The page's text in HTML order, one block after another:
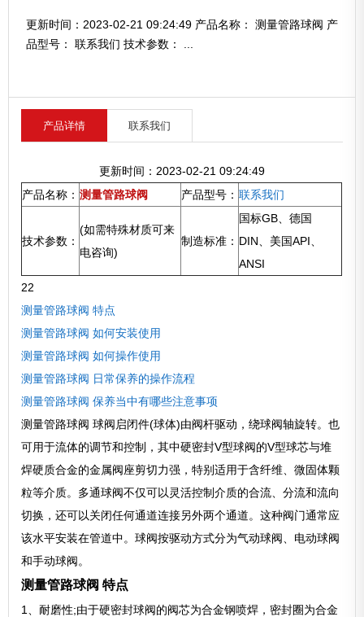
更新时间：2023-02-21 09:24:49 产品名称： 测量管路球阀 产
品型号： 联系我们 技术参数： ...
产品详情 联系我们
更新时间：2023-02-21 09:24:49
产品名称： 测量管路球阀 产品型号： 联系我们
技术参数：
(如需特殊材质可来
电咨询)
制造标准：
国标GB、德国
DIN、美国API、
ANSI
22
测量管路球阀 特点
测量管路球阀 如何安装使用
测量管路球阀 如何操作使用
测量管路球阀 日常保养的操作流程
测量管路球阀 保养当中有哪些注意事项
测量管路球阀 球阀启闭件(球体)由阀杆驱动，绕球阀轴旋转。也
可用于流体的调节和控制，其中硬密封V型球阀的V型球芯与堆
焊硬质合金的金属阀座剪切力强，特别适用于含纤维、微固体颗
粒等介质。多通球阀不仅可以灵活控制介质的合流、分流和流向
切换，还可以关闭任何通道连接另外两个通道。这种阀门通常应
该水平安装在管道中。球阀按驱动方式分为气动球阀、电动球阀
和手动球阀。
测量管路球阀 特点
1、耐磨性;由于硬密封球阀的阀芯为合金钢喷焊，密封圈为合金